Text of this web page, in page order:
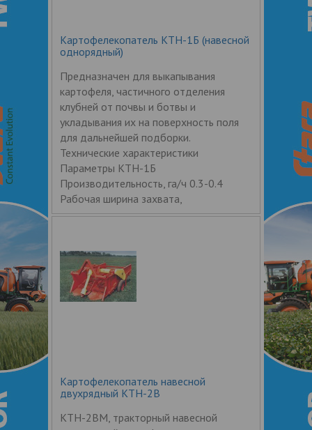
Картофелекопатель КТН-1Б (навесной
однорядный)
Предназначен для выкапывания
картофеля, частичного отделения
клубней от почвы и ботвы и
укладывания их на поверхность поля
для дальнейшей подборки.
Технические характеристики
Параметры КТН-1Б
Производительность, га/ч 0.3-0.4
Рабочая ширина захвата,
Картофелекопатель навесной
двухрядный КТН-2В
КТН-2ВМ, тракторный навесной